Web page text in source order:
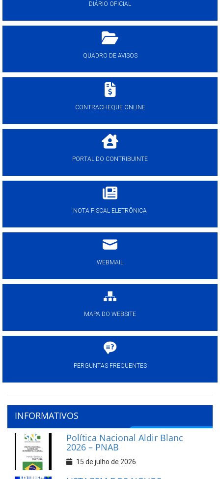
DIÁRIO OFICIAL
QUADRO DE AVISOS
CONTRACHEQUE ONLINE
PORTAL DO CONTRIBUINTE
NOTA FISCAL ELETRÔNICA
WEBMAIL
MAPA DO WEBSITE
PERGUNTAS FREQUENTES
INFORMATIVOS
Política Nacional Aldir Blanc
2026 – PNAB
15 de julho de 2026